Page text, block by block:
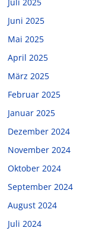
Juni 2025
Mai 2025
April 2025
März 2025
Februar 2025
Januar 2025
Dezember 2024
November 2024
Oktober 2024
September 2024
August 2024
Juli 2024